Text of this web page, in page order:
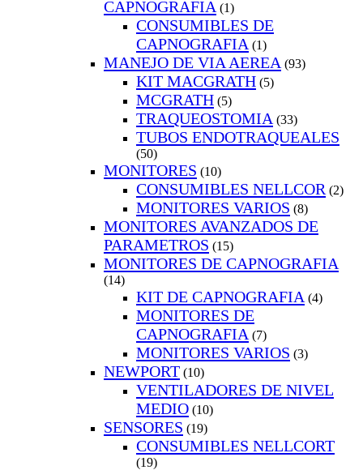
CAPNOGRAFIA (1)
CONSUMIBLES DE
CAPNOGRAFIA (1)
MANEJO DE VIA AEREA (93)
KIT MACGRATH (5)
MCGRATH (5)
TRAQUEOSTOMIA (33)
TUBOS ENDOTRAQUEALES
(50)
MONITORES (10)
CONSUMIBLES NELLCOR (2)
MONITORES VARIOS (8)
MONITORES AVANZADOS DE
PARAMETROS (15)
MONITORES DE CAPNOGRAFIA
(14)
KIT DE CAPNOGRAFIA (4)
MONITORES DE
CAPNOGRAFIA (7)
MONITORES VARIOS (3)
NEWPORT (10)
VENTILADORES DE NIVEL
MEDIO (10)
SENSORES (19)
CONSUMIBLES NELLCORT
(19)